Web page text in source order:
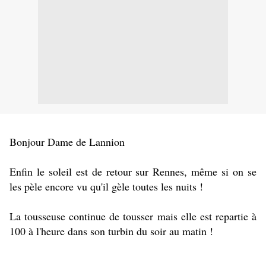
Bonjour Dame de Lannion
Enfin le soleil est de retour sur Rennes, même si on se
les pèle encore vu qu'il gèle toutes les nuits !
La tousseuse continue de tousser mais elle est repartie à
100 à l'heure dans son turbin du soir au matin !